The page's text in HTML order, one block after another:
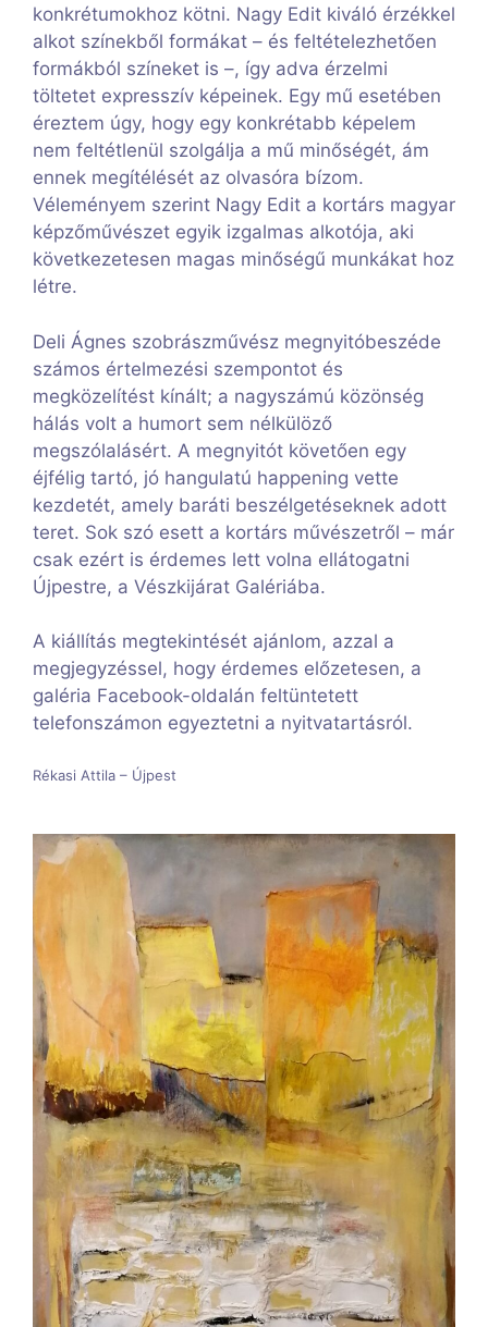
konkrétumokhoz kötni. Nagy Edit kiváló érzékkel
alkot színekből formákat – és feltételezhetően
formákból színeket is –, így adva érzelmi
töltetet expresszív képeinek. Egy mű esetében
éreztem úgy, hogy egy konkrétabb képelem
nem feltétlenül szolgálja a mű minőségét, ám
ennek megítélését az olvasóra bízom.
Véleményem szerint Nagy Edit a kortárs magyar
képzőművészet egyik izgalmas alkotója, aki
következetesen magas minőségű munkákat hoz
létre.
Deli Ágnes szobrászművész megnyitóbeszéde
számos értelmezési szempontot és
megközelítést kínált; a nagyszámú közönség
hálás volt a humort sem nélkülöző
megszólalásért. A megnyitót követően egy
éjfélig tartó, jó hangulatú happening vette
kezdetét, amely baráti beszélgetéseknek adott
teret. Sok szó esett a kortárs művészetről – már
csak ezért is érdemes lett volna ellátogatni
Újpestre, a Vészkijárat Galériába.
A kiállítás megtekintését ajánlom, azzal a
megjegyzéssel, hogy érdemes előzetesen, a
galéria Facebook-oldalán feltüntetett
telefonszámon egyeztetni a nyitvatartásról.
Rékasi Attila – Újpest